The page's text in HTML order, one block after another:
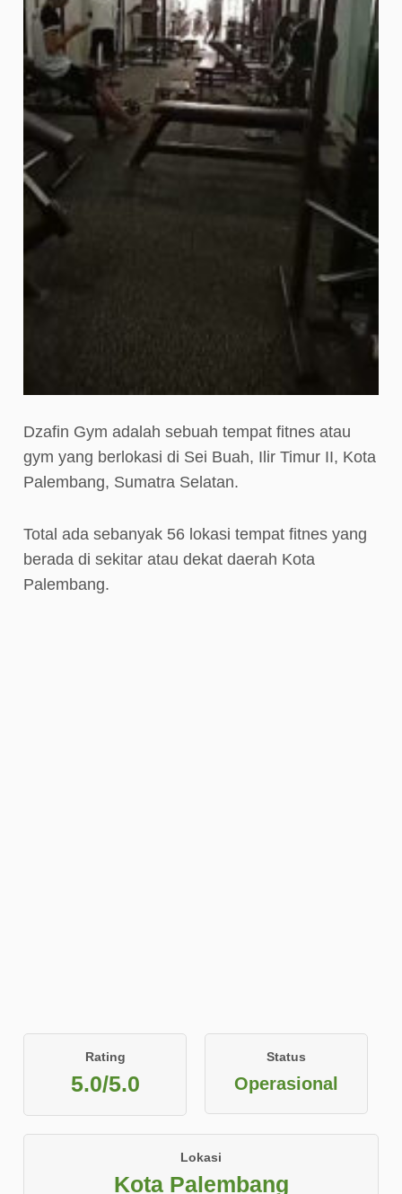
Dzafin Gym adalah sebuah tempat fitnes atau
gym yang berlokasi di Sei Buah, Ilir Timur II, Kota
Palembang, Sumatra Selatan.
Total ada sebanyak 56 lokasi tempat fitnes yang
berada di sekitar atau dekat daerah Kota
Palembang.
Rating
5.0/5.0
Status
Operasional
Lokasi
Kota Palembang